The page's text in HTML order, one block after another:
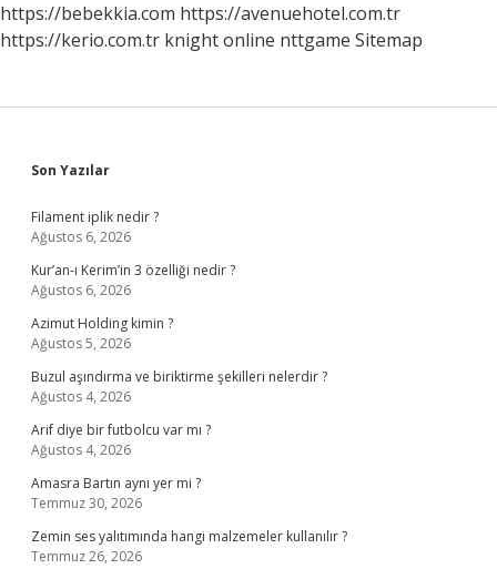
https://bebekkia.com https://avenuehotel.com.tr
https://kerio.com.tr knight online nttgame Sitemap
Sidebar
Son Yazılar
Filament iplik nedir ?
Ağustos 6, 2026
Kur’an-ı Kerim’in 3 özelliği nedir ?
Ağustos 6, 2026
Azimut Holding kimin ?
Ağustos 5, 2026
Buzul aşındırma ve biriktirme şekilleri nelerdir ?
Ağustos 4, 2026
Arif diye bir futbolcu var mı ?
Ağustos 4, 2026
Amasra Bartın aynı yer mi ?
Temmuz 30, 2026
Zemin ses yalıtımında hangi malzemeler kullanılır ?
Temmuz 26, 2026